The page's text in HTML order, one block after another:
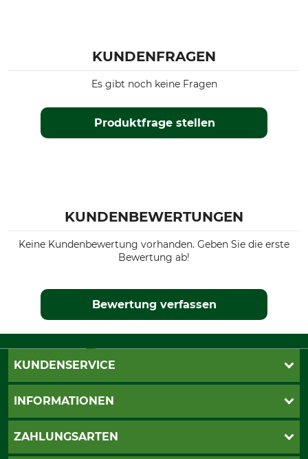
KUNDENFRAGEN
Produktfrage stellen
Es gibt noch keine Fragen
KUNDENBEWERTUNGEN
Keine Kundenbewertung vorhanden. Geben Sie die erste
Bewertung ab!
Bewertung verfassen
KUNDENSERVICE
Live-Shopping
INFORMATIONEN
AGB
ZAHLUNGSARTEN